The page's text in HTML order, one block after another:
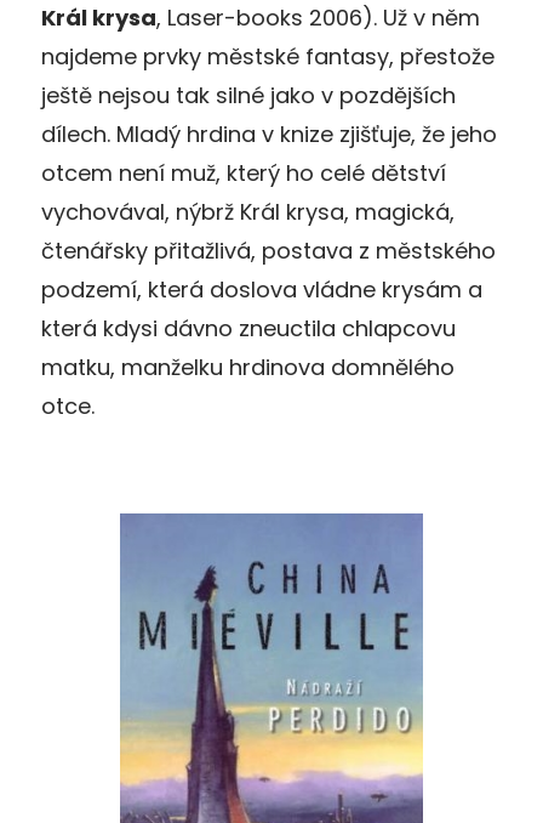
Král krysa, Laser-books 2006). Už v něm
najdeme prvky městské fantasy, přestože
ještě nejsou tak silné jako v pozdějších
dílech. Mladý hrdina v knize zjišťuje, že jeho
otcem není muž, který ho celé dětství
vychovával, nýbrž Král krysa, magická,
čtenářsky přitažlivá, postava z městského
podzemí, která doslova vládne krysám a
která kdysi dávno zneuctila chlapcovu
matku, manželku hrdinova domnělého
otce.